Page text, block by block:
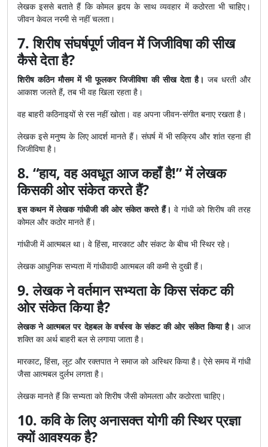
लेखक इससे बताते हैं कि कोमल हृदय के साथ व्यवहार में कठोरता भी चाहिए।
जीवन केवल नरमी से नहीं चलता।
7. शिरीष संघर्षपूर्ण जीवन में जिजीविषा की सीख
कैसे देता है?
शिरीष कठिन मौसम में भी फूलकर जिजीविषा की सीख देता है। जब धरती और
आकाश जलते हैं, तब भी वह खिला रहता है।
वह बाहरी कठिनाइयों से रस नहीं खोता। वह अपना जीवन-संगीत बनाए रखता है।
लेखक इसे मनुष्य के लिए आदर्श मानते हैं। संघर्ष में भी सक्रिय और शांत रहना ही
जिजीविषा है।
8. “हाय, वह अवधूत आज कहाँ है!” में लेखक
किसकी ओर संकेत करते हैं?
इस कथन में लेखक गांधीजी की ओर संकेत करते हैं। वे गांधी को शिरीष की तरह
कोमल और कठोर मानते हैं।
गांधीजी में आत्मबल था। वे हिंसा, मारकाट और संकट के बीच भी स्थिर रहे।
लेखक आधुनिक सभ्यता में गांधीवादी आत्मबल की कमी से दुखी हैं।
9. लेखक ने वर्तमान सभ्यता के किस संकट की
ओर संकेत किया है?
लेखक ने आत्मबल पर देहबल के वर्चस्व के संकट की ओर संकेत किया है। आज
शक्ति का अर्थ बाहरी बल से लगाया जाता है।
मारकाट, हिंसा, लूट और रक्तपात ने समाज को अस्थिर किया है। ऐसे समय में गांधी
जैसा आत्मबल दुर्लभ लगता है।
लेखक मानते हैं कि सभ्यता को शिरीष जैसी कोमलता और कठोरता चाहिए।
10. कवि के लिए अनासक्त योगी की स्थिर प्रज्ञा
क्यों आवश्यक है?